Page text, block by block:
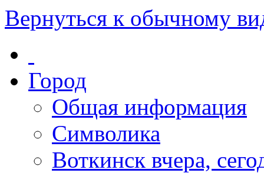
Вернуться к обычному
Город
Общая информация
Символика
Воткинск вчера,